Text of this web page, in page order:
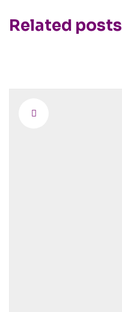
Related posts